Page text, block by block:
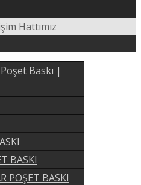
Hattımız
Baskı |
BASKI
POŞET BASKI